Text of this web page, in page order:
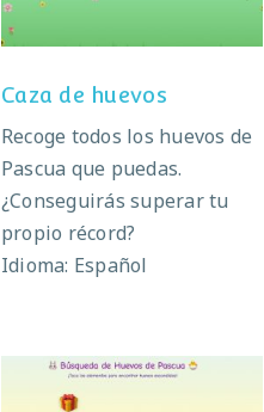
Caza de huevos
Recoge todos los huevos de
Pascua que puedas.
¿Conseguirás superar tu
propio récord?
Idioma: Español